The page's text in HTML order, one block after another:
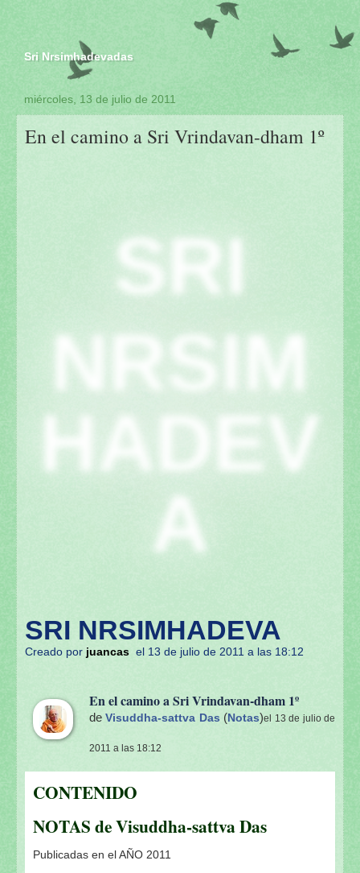
Sri Nrsimhadevadas
miércoles, 13 de julio de 2011
En el camino a Sri Vrindavan-dham 1º
SRI
NRSIM
HADEV
A
SRI NRSIMHADEVA
Creado por juancas el 13 de julio de 2011 a las 18:12
En el camino a Sri Vrindavan-dham 1º
deVisuddha-sattva Das (Notas)el 13 de julio de
2011 a las 18:12
CONTENIDO
NOTAS de Visuddha-sattva Das
Publicadas en el AÑO 2011